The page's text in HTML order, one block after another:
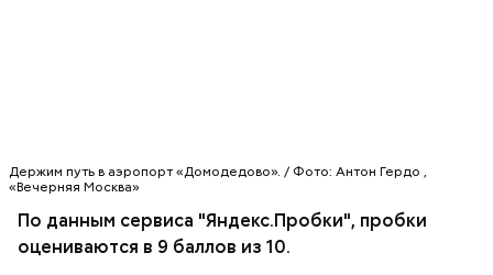
Держим путь в аэропорт «Домодедово». / Фото: Антон Гердо ,
«Вечерняя Москва»
По данным сервиса "Яндекс.Пробки", пробки
оцениваются в 9 баллов из 10.